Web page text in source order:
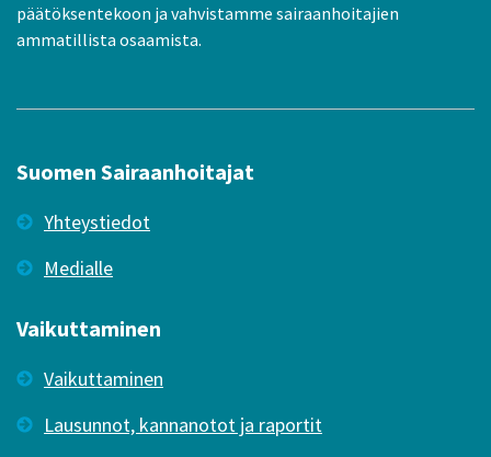
päätöksentekoon ja vahvistamme sairaanhoitajien
ammatillista osaamista.
Suomen Sairaanhoitajat
Yhteystiedot
Medialle
Vaikuttaminen
Vaikuttaminen
Lausunnot, kannanotot ja raportit